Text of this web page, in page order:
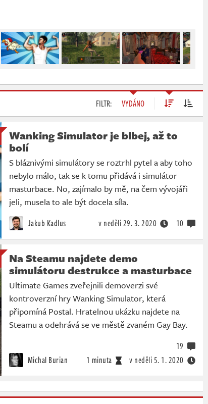
FILTR: VYDÁNO
Wanking Simulator je blbej, až to
bolí
S bláznivými simulátory se roztrhl pytel a aby toho
nebylo málo, tak se k tomu přidává i simulátor
masturbace. No, zajímalo by mě, na čem vývojáři
jeli, musela to ale být docela síla.
Jakub Kadlus v neděli29. 3. 2020 10
Na Steamu najdete demo
simulátoru destrukce a masturbace
Ultimate Games zveřejnili demoverzi své
kontroverzní hry Wanking Simulator, která
připomíná Postal. Hratelnou ukázku najdete na
Steamu a odehrává se ve městě zvaném Gay Bay.
Michal Burian 1 minuta v neděli 5. 1. 2020
19